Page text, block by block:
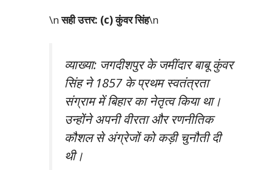
\nसही उत्तर: (c) कुंवर सिंह\n
व्याख्या: जगदीशपुर के जमींदार बाबू कुंवर
सिंह ने 1857 के प्रथम स्वतंत्रता
संग्राम में बिहार का नेतृत्व किया था।
उन्होंने अपनी वीरता और रणनीतिक
कौशल से अंग्रेजों को कड़ी चुनौती दी
थी।